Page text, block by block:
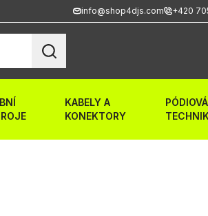
info@shop4djs.com +420
KABELY A
KONEKTORY
PÓDIOVÁ